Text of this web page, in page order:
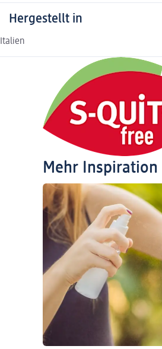
Hergestellt in
Italien
Mehr Inspiration